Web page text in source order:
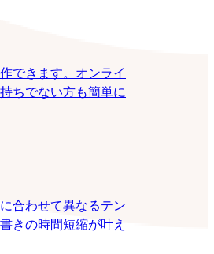
できます。オンライ
ちでない方も簡単に
合わせて異なるテン
きの時間短縮が叶え